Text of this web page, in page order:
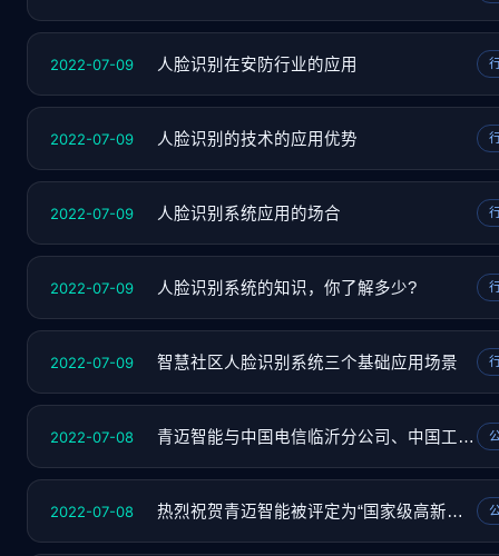
2022-07-09 人脸识别在安防行业的应用
2022-07-09 人脸识别的技术的应用优势
2022-07-09 人脸识别系统应用的场合
2022-07-09 人脸识别系统的知识，你了解多少?
2022-07-09 智慧社区人脸识别系统三个基础应用场景
2022-07-08 青迈智能与中国电信临沂分公司、中国工商银行
2022-07-08 热烈祝贺青迈智能被评定为“国家级高新技术企